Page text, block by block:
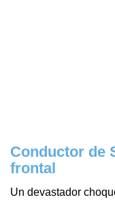
Conductor de
frontal
Un devastador